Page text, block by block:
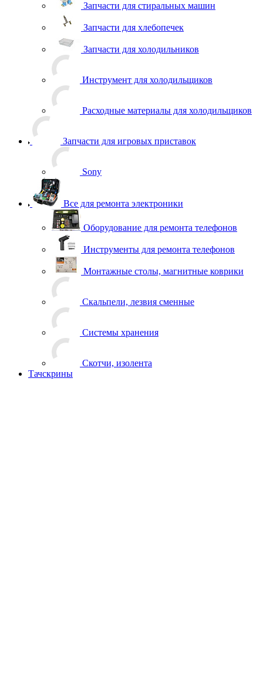
Запчасти для стиральных машин
Запчасти для хлебопечек
Запчасти для холодильников
Sony
Все для ремонта электроники
Оборудование для ремонта телефонов
Инструменты для ремонта телефонов
Монтажные столы, магнитные коврики
Скальпели, лезвия сменные
Скотчи, изолента
Тачскрины